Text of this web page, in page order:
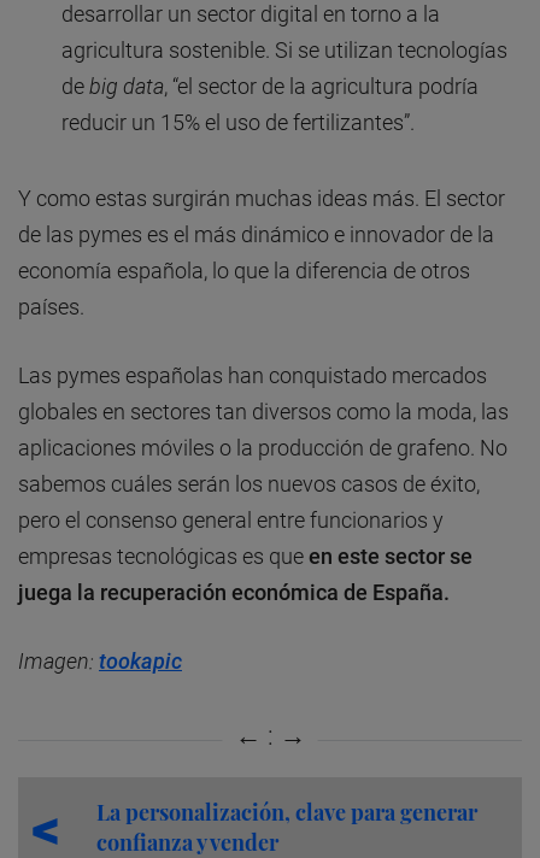
desarrollar un sector digital en torno a la
agricultura sostenible. Si se utilizan tecnologías
debig data, “el sector de la agricultura podría
reducir un 15% el uso de fertilizantes”.
Y como estas surgirán muchas ideas más. El sector
de las pymes es el más dinámico e innovador de la
economía española, lo que la diferencia de otros
países.
Las pymes españolas han conquistado mercados
globales en sectores tan diversos como la moda, las
aplicaciones móviles o la producción de grafeno. No
sabemos cuáles serán los nuevos casos de éxito,
pero el consenso general entre funcionarios y
empresas tecnológicas es queen este sector se
juega la recuperación económica de España.
Imagen: tookapic
La personalización, clave para generar
confianza y vender